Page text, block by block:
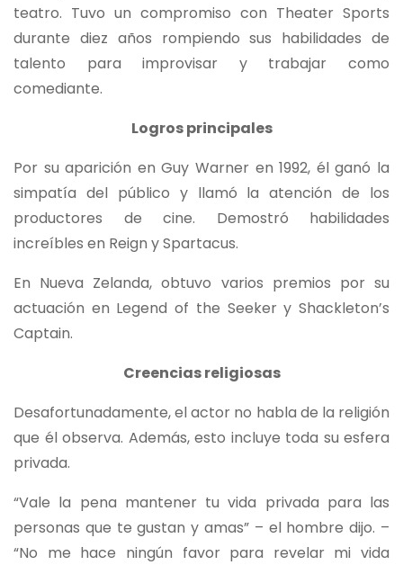
teatro. Tuvo un compromiso con Theater Sports
durante diez años rompiendo sus habilidades de
talento para improvisar y trabajar como
comediante.
Logros principales
Por su aparición en Guy Warner en 1992, él ganó la
simpatía del público y llamó la atención de los
productores de cine. Demostró habilidades
increíbles en Reign y Spartacus.
En Nueva Zelanda, obtuvo varios premios por su
actuación en Legend of the Seeker y Shackleton’s
Captain.
Creencias religiosas
Desafortunadamente, el actor no habla de la religión
que él observa. Además, esto incluye toda su esfera
privada.
“Vale la pena mantener tu vida privada para las
personas que te gustan y amas” – el hombre dijo. –
“No me hace ningún favor para revelar mi vida